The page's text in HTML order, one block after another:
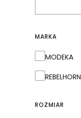
MARKA
Marka
MODEKA
REBELHORN
ROZMIAR